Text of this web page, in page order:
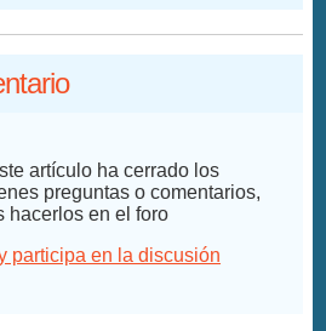
artículo ha cerrado los
preguntas o comentarios,
hacerlos en el foro
participa en la discusión